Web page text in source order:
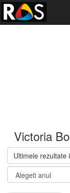
Victoria
Ultimele rezultate